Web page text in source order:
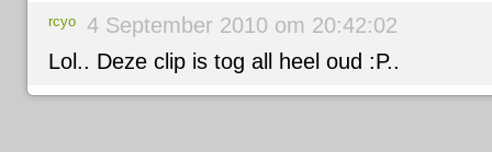
rcyo
4 September 2010 om 20:42:02
Lol.. Deze clip is tog all heel oud :P..